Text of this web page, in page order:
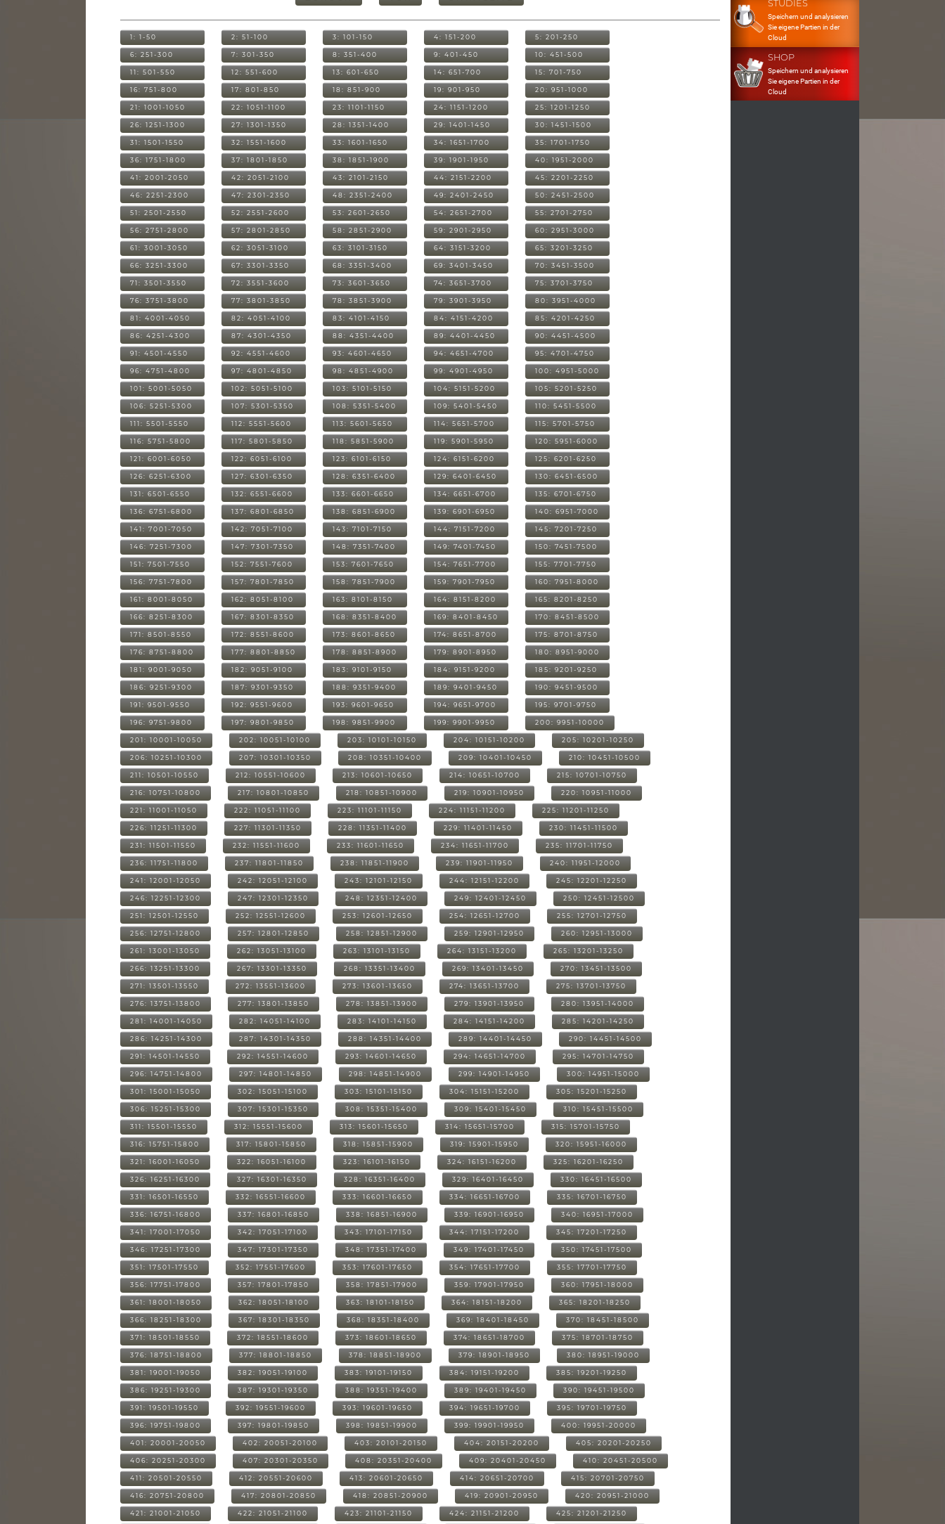
1: 1-50 2: 51-100 3: 101-150 4: 151-200 5: 201-250
6: 251-300 7: 301-350 8: 351-400 9: 401-450 10: 451-500
11: 501-550 12: 551-600 13: 601-650 14: 651-700 15: 701-750
16: 751-800 17: 801-850 18: 851-900 19: 901-950 20: 951-1000
21: 1001-1050 22: 1051-1100 23: 1101-1150 24: 1151-1200 25: 1201-1250
26: 1251-1300 27: 1301-1350 28: 1351-1400 29: 1401-1450 30: 1451-1500
31: 1501-1550 32: 1551-1600 33: 1601-1650 34: 1651-1700 35: 1701-1750
36: 1751-1800 37: 1801-1850 38: 1851-1900 39: 1901-1950 40: 1951-2000
41: 2001-2050 42: 2051-2100 43: 2101-2150 44: 2151-2200 45: 2201-2250
46: 2251-2300 47: 2301-2350 48: 2351-2400 49: 2401-2450 50: 2451-2500
51: 2501-2550 52: 2551-2600 53: 2601-2650 54: 2651-2700 55: 2701-2750
56: 2751-2800 57: 2801-2850 58: 2851-2900 59: 2901-2950 60: 2951-3000
61: 3001-3050 62: 3051-3100 63: 3101-3150 64: 3151-3200 65: 3201-3250
66: 3251-3300 67: 3301-3350 68: 3351-3400 69: 3401-3450 70: 3451-3500
71: 3501-3550 72: 3551-3600 73: 3601-3650 74: 3651-3700 75: 3701-3750
76: 3751-3800 77: 3801-3850 78: 3851-3900 79: 3901-3950 80: 3951-4000
81: 4001-4050 82: 4051-4100 83: 4101-4150 84: 4151-4200 85: 4201-4250
86: 4251-4300 87: 4301-4350 88: 4351-4400 89: 4401-4450 90: 4451-4500
91: 4501-4550 92: 4551-4600 93: 4601-4650 94: 4651-4700 95: 4701-4750
96: 4751-4800 97: 4801-4850 98: 4851-4900 99: 4901-4950 100: 4951-5000
101: 5001-5050 102: 5051-5100 103: 5101-5150 104: 5151-5200 105: 5201-5250
106: 5251-5300 107: 5301-5350 108: 5351-5400 109: 5401-5450 110: 5451-5500
111: 5501-5550 112: 5551-5600 113: 5601-5650 114: 5651-5700 115: 5701-5750
116: 5751-5800 117: 5801-5850 118: 5851-5900 119: 5901-5950 120: 5951-6000
121: 6001-6050 122: 6051-6100 123: 6101-6150 124: 6151-6200 125: 6201-6250
126: 6251-6300 127: 6301-6350 128: 6351-6400 129: 6401-6450 130: 6451-6500
131: 6501-6550 132: 6551-6600 133: 6601-6650 134: 6651-6700 135: 6701-6750
136: 6751-6800 137: 6801-6850 138: 6851-6900 139: 6901-6950 140: 6951-7000
141: 7001-7050 142: 7051-7100 143: 7101-7150 144: 7151-7200 145: 7201-7250
146: 7251-7300 147: 7301-7350 148: 7351-7400 149: 7401-7450 150: 7451-7500
151: 7501-7550 152: 7551-7600 153: 7601-7650 154: 7651-7700 155: 7701-7750
156: 7751-7800 157: 7801-7850 158: 7851-7900 159: 7901-7950 160: 7951-8000
161: 8001-8050 162: 8051-8100 163: 8101-8150 164: 8151-8200 165: 8201-8250
166: 8251-8300 167: 8301-8350 168: 8351-8400 169: 8401-8450 170: 8451-8500
171: 8501-8550 172: 8551-8600 173: 8601-8650 174: 8651-8700 175: 8701-8750
176: 8751-8800 177: 8801-8850 178: 8851-8900 179: 8901-8950 180: 8951-9000
181: 9001-9050 182: 9051-9100 183: 9101-9150 184: 9151-9200 185: 9201-9250
186: 9251-9300 187: 9301-9350 188: 9351-9400 189: 9401-9450 190: 9451-9500
191: 9501-9550 192: 9551-9600 193: 9601-9650 194: 9651-9700 195: 9701-9750
196: 9751-9800 197: 9801-9850 198: 9851-9900 199: 9901-9950 200: 9951-10000
201: 10001-10050 202: 10051-10100 203: 10101-10150 204: 10151-10200 205: 10201-10250
206: 10251-10300 207: 10301-10350 208: 10351-10400 209: 10401-10450 210: 10451-10500
211: 10501-10550 212: 10551-10600 213: 10601-10650 214: 10651-10700 215: 10701-10750
216: 10751-10800 217: 10801-10850 218: 10851-10900 219: 10901-10950 220: 10951-11000
221: 11001-11050 222: 11051-11100 223: 11101-11150 224: 11151-11200 225: 11201-11250
226: 11251-11300 227: 11301-11350 228: 11351-11400 229: 11401-11450 230: 11451-11500
231: 11501-11550 232: 11551-11600 233: 11601-11650 234: 11651-11700 235: 11701-11750
236: 11751-11800 237: 11801-11850 238: 11851-11900 239: 11901-11950 240: 11951-12000
241: 12001-12050 242: 12051-12100 243: 12101-12150 244: 12151-12200 245: 12201-12250
246: 12251-12300 247: 12301-12350 248: 12351-12400 249: 12401-12450 250: 12451-12500
251: 12501-12550 252: 12551-12600 253: 12601-12650 254: 12651-12700 255: 12701-12750
256: 12751-12800 257: 12801-12850 258: 12851-12900 259: 12901-12950 260: 12951-13000
261: 13001-13050 262: 13051-13100 263: 13101-13150 264: 13151-13200 265: 13201-13250
266: 13251-13300 267: 13301-13350 268: 13351-13400 269: 13401-13450 270: 13451-13500
271: 13501-13550 272: 13551-13600 273: 13601-13650 274: 13651-13700 275: 13701-13750
276: 13751-13800 277: 13801-13850 278: 13851-13900 279: 13901-13950 280: 13951-14000
281: 14001-14050 282: 14051-14100 283: 14101-14150 284: 14151-14200 285: 14201-14250
286: 14251-14300 287: 14301-14350 288: 14351-14400 289: 14401-14450 290: 14451-14500
291: 14501-14550 292: 14551-14600 293: 14601-14650 294: 14651-14700 295: 14701-14750
296: 14751-14800 297: 14801-14850 298: 14851-14900 299: 14901-14950 300: 14951-15000
301: 15001-15050 302: 15051-15100 303: 15101-15150 304: 15151-15200 305: 15201-15250
306: 15251-15300 307: 15301-15350 308: 15351-15400 309: 15401-15450 310: 15451-15500
311: 15501-15550 312: 15551-15600 313: 15601-15650 314: 15651-15700 315: 15701-15750
316: 15751-15800 317: 15801-15850 318: 15851-15900 319: 15901-15950 320: 15951-16000
321: 16001-16050 322: 16051-16100 323: 16101-16150 324: 16151-16200 325: 16201-16250
326: 16251-16300 327: 16301-16350 328: 16351-16400 329: 16401-16450 330: 16451-16500
331: 16501-16550 332: 16551-16600 333: 16601-16650 334: 16651-16700 335: 16701-16750
336: 16751-16800 337: 16801-16850 338: 16851-16900 339: 16901-16950 340: 16951-17000
341: 17001-17050 342: 17051-17100 343: 17101-17150 344: 17151-17200 345: 17201-17250
346: 17251-17300 347: 17301-17350 348: 17351-17400 349: 17401-17450 350: 17451-17500
351: 17501-17550 352: 17551-17600 353: 17601-17650 354: 17651-17700 355: 17701-17750
356: 17751-17800 357: 17801-17850 358: 17851-17900 359: 17901-17950 360: 17951-18000
361: 18001-18050 362: 18051-18100 363: 18101-18150 364: 18151-18200 365: 18201-18250
366: 18251-18300 367: 18301-18350 368: 18351-18400 369: 18401-18450 370: 18451-18500
371: 18501-18550 372: 18551-18600 373: 18601-18650 374: 18651-18700 375: 18701-18750
376: 18751-18800 377: 18801-18850 378: 18851-18900 379: 18901-18950 380: 18951-19000
381: 19001-19050 382: 19051-19100 383: 19101-19150 384: 19151-19200 385: 19201-19250
386: 19251-19300 387: 19301-19350 388: 19351-19400 389: 19401-19450 390: 19451-19500
391: 19501-19550 392: 19551-19600 393: 19601-19650 394: 19651-19700 395: 19701-19750
396: 19751-19800 397: 19801-19850 398: 19851-19900 399: 19901-19950 400: 19951-20000
401: 20001-20050 402: 20051-20100 403: 20101-20150 404: 20151-20200 405: 20201-20250
406: 20251-20300 407: 20301-20350 408: 20351-20400 409: 20401-20450 410: 20451-20500
411: 20501-20550 412: 20551-20600 413: 20601-20650 414: 20651-20700 415: 20701-20750
416: 20751-20800 417: 20801-20850 418: 20851-20900 419: 20901-20950 420: 20951-21000
421: 21001-21050 422: 21051-21100 423: 21101-21150 424: 21151-21200 425: 21201-21250
STUDIES
Speichern und analysieren
Sie eigene Partien in der
Cloud
SHOP
Speichern und analysieren
Sie eigene Partien in der
Cloud